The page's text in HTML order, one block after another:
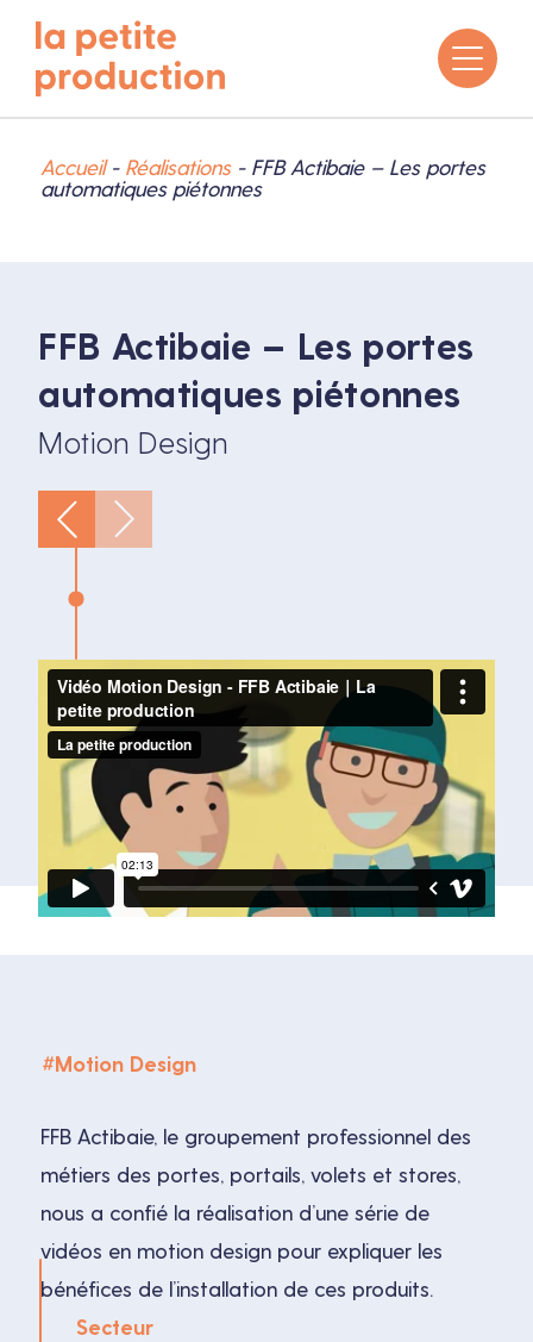
Accueil- Réalisations- FFB Actibaie – Les portes
automatiques piétonnes
FFB Actibaie – Les portes
automatiques piétonnes
Motion Design
#Motion Design
FFB Actibaie, le groupement professionnel des
métiers des portes, portails, volets et stores,
nous a confié la réalisation d’une série de
vidéos en motion design pour expliquer les
bénéfices de l’installation de ces produits.
Secteur